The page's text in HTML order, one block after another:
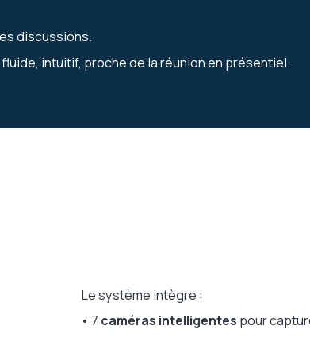
discussions.
fluide, intuitif, proche de la réunion en présentiel.
Le système intègre :
• 7 caméras intelligentes pour